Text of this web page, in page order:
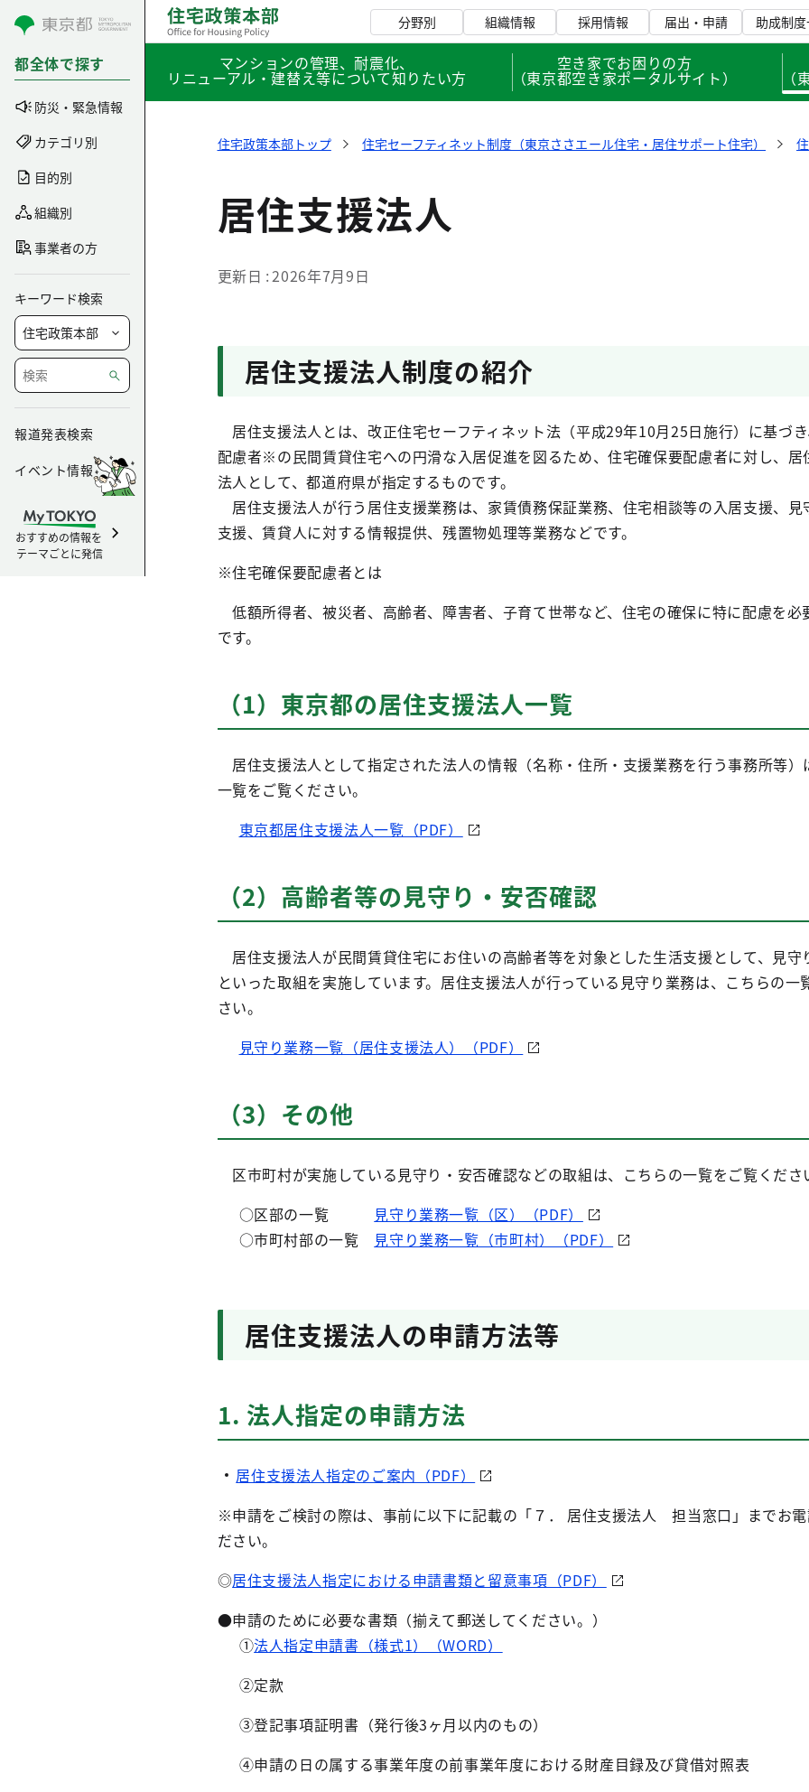
コンテンツにスキップ
都全体で探す
防災・緊急情報
カテゴリ別
目的別
組織別
事業者の方
キーワード検索
報道発表検索
イベント情報
おすすめの情報を
テーマごとに発信
分野別 組織情報 採用情報 届出・申請 助成制
マンションの管理、耐震化、
リニューアル・建替え等について知りたい方
空き家でお困りの方
（東京都空き家ポータルサイト）
住宅政策本部トップ 住宅セーフティネット制度（東京ささエール住宅・居住サポート住宅）
居住支援法人
更新日 2026年7月9日
居住支援法人制度の紹介
居住支援法人とは、改正住宅セーフティネット法（平成29年10月25日施行）に基づ
配慮者※の民間賃貸住宅への円滑な入居促進を図るため、住宅確保要配慮者に対し、居
法人として、都道府県が指定するものです。
居住支援法人が行う居住支援業務は、家賃債務保証業務、住宅相談等の入居支援、見
支援、賃貸人に対する情報提供、残置物処理等業務などです。
※住宅確保要配慮者とは
低額所得者、被災者、高齢者、障害者、子育て世帯など、住宅の確保に特に配慮を必
です。
（1）東京都の居住支援法人一覧
居住支援法人として指定された法人の情報（名称・住所・支援業務を行う事務所等）
一覧をご覧ください。
東京都居住支援法人一覧（PDF）
（2）高齢者等の見守り・安否確認
居住支援法人が民間賃貸住宅にお住いの高齢者等を対象とした生活支援として、見守
といった取組を実施しています。居住支援法人が行っている見守り業務は、こちらの一
さい。
見守り業務一覧（居住支援法人）（PDF）
（3）その他
区市町村が実施している見守り・安否確認などの取組は、こちらの一覧をご覧くださ
○区部の一覧
見守り業務一覧（区）（PDF）
○市町村部の一覧
見守り業務一覧（市町村）（PDF）
居住支援法人の申請方法等
1. 法人指定の申請方法
居住支援法人指定のご案内（PDF）
※申請をご検討の際は、事前に以下に記載の「７． 居住支援法人 担当窓口」までお
ださい。
◎居住支援法人指定における申請書類と留意事項（PDF）
●申請のために必要な書類（揃えて郵送してください。）
①法人指定申請書（様式1）（WORD）
②定款
③登記事項証明書（発行後3ヶ月以内のもの）
④申請の日の属する事業年度の前事業年度における財産目録及び貸借対照表